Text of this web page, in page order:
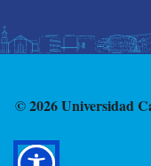
© 2026 Universidad